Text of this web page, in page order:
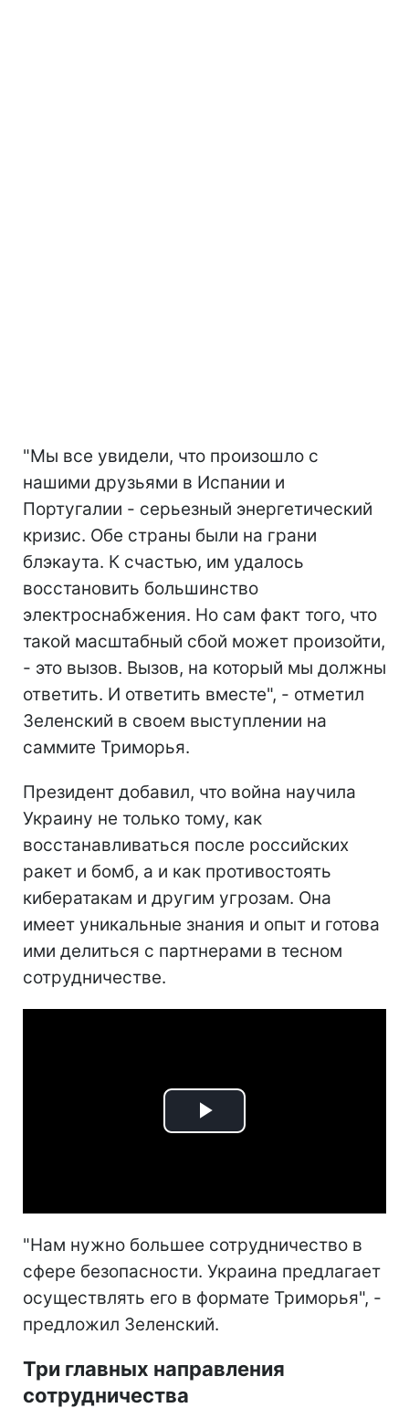
"Мы все увидели, что произошло с
нашими друзьями в Испании и
Португалии - серьезный энергетический
кризис. Обе страны были на грани
блэкаута. К счастью, им удалось
восстановить большинство
электроснабжения. Но сам факт того, что
такой масштабный сбой может произойти,
- это вызов. Вызов, на который мы должны
ответить. И ответить вместе", - отметил
Зеленский в своем выступлении на
саммите Триморья.
Президент добавил, что война научила
Украину не только тому, как
восстанавливаться после российских
ракет и бомб, а и как противостоять
кибератакам и другим угрозам. Она
имеет уникальные знания и опыт и готова
ими делиться с партнерами в тесном
сотрудничестве.
Play
"Нам нужно большее сотрудничество в
сфере безопасности. Украина предлагает
осуществлять его в формате Триморья", -
предложил Зеленский.
Три главных направления
сотрудничества